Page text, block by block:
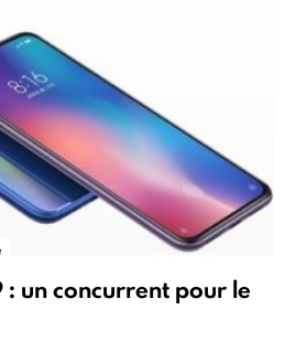
: un concurrent pour le